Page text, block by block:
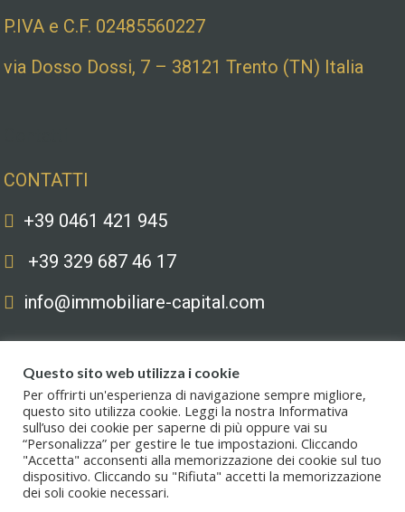
P.IVA e C.F. 02485560227
via Dosso Dossi, 7 – 38121 Trento (TN) Italia
CONTATTI
+39 0461 421 945
+39 329 687 46 17
info@immobiliare-capital.com
Copyright © 2020. All Rights Reserved. Capital immobiliare S.r.l.s. | Le
immagini hanno valore puramente illustrativo. I prezzi e le informazioni
possono essere soggetti a modifiche.
Questo sito web utilizza i cookie
Per offrirti un'esperienza di navigazione sempre migliore,
questo sito utilizza cookie. Leggi la nostra Informativa
sull’uso dei cookie per saperne di più oppure vai su
“Personalizza” per gestire le tue impostazioni. Cliccando
"Accetta" acconsenti alla memorizzazione dei cookie sul tuo
dispositivo. Cliccando su "Rifiuta" accetti la memorizzazione
dei soli cookie necessari.